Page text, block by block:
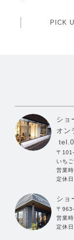
PICK
ショ
オン
〒
いち
営業
定休
ショ
〒
営業
定休